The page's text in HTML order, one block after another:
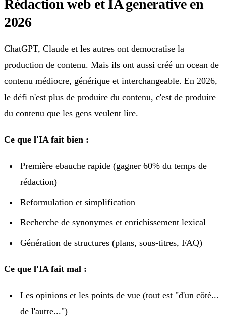
Rédaction web et IA generative en
2026
ChatGPT, Claude et les autres ont democratise la
production de contenu. Mais ils ont aussi créé un ocean de
contenu médiocre, générique et interchangeable. En 2026,
le défi n'est plus de produire du contenu, c'est de produire
du contenu que les gens veulent lire.
Ce que l'IA fait bien :
Première ebauche rapide (gagner 60% du temps de
rédaction)
Reformulation et simplification
Recherche de synonymes et enrichissement lexical
Génération de structures (plans, sous-titres, FAQ)
Ce que l'IA fait mal :
Les opinions et les points de vue (tout est "d'un côté...
de l'autre...")